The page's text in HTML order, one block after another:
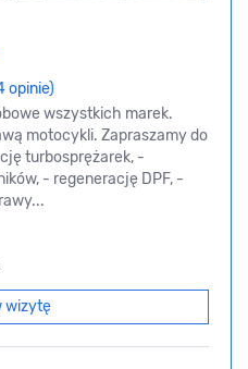
opinie)
wszystkich marek.
motocykli. Zapraszamy do
turbosprężarek, -
- regenerację DPF, -
wizytę